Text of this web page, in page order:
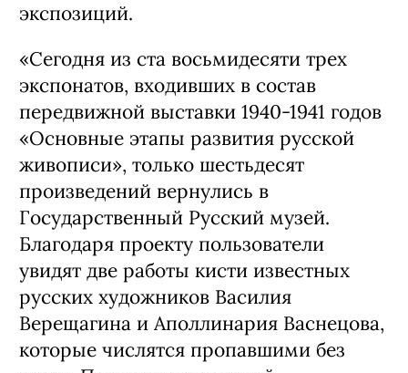
экспозиций.
«Сегодня из ста восьмидесяти трех
экспонатов, входивших в состав
передвижной выставки 1940-1941 годов
«Основные этапы развития русской
живописи», только шестьдесят
произведений вернулись в
Государственный Русский музей.
Благодаря проекту пользователи
увидят две работы кисти известных
русских художников Василия
Верещагина и Аполлинария Васнецова,
которые числятся пропавшими без